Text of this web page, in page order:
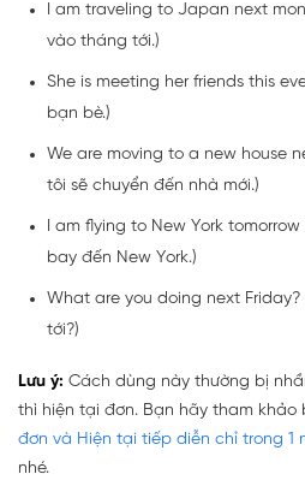
I am traveling to Japan next
vào tháng tới.)
She is meeting her friends this
bạn bè.)
We are moving to a new house
tôi sẽ chuyển đến nhà mới.)
I am flying to New York
bay đến New York.)
What are you doing next
tới?)
Lưu ý: Cách dùng này thường bị
thì hiện tại đơn. Bạn hãy tham khảo
đơn và Hiện tại tiếp diễn chỉ trong 1
nhé.